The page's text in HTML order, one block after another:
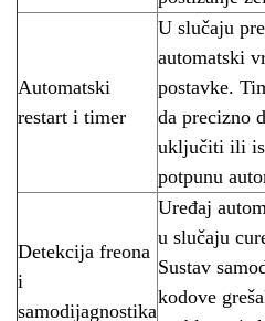
Automatski
restart i timer
U slučaju
automatski
postavke.
da precizno
uključiti ili
potpunu
Detekcija freona
i
samodijagnostika
Uređaj
u slučaju
Sustav
kodove